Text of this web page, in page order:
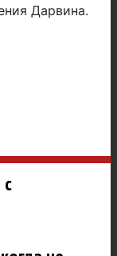
Дарвина.